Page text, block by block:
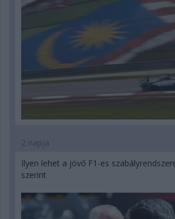
2 napja
Ilyen lehet a jövő F1-es
szerint